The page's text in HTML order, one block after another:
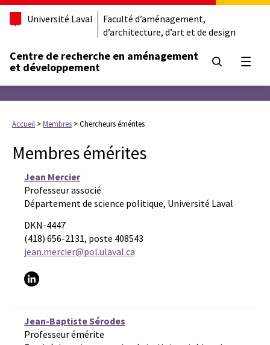
Université Laval
Faculté d’aménagement,
d’architecture, d’art et de design
Centre de recherche en aménagement
et développement
Accueil >Membres >Chercheurs émérites
Membres émérites
Jean Mercier
Professeur associé
Département de science politique, Université Laval
DKN-4447
(418) 656-2131, poste 408543
jean.mercier@pol.ulaval.ca
Jean-Baptiste Sérodes
Professeur émérite